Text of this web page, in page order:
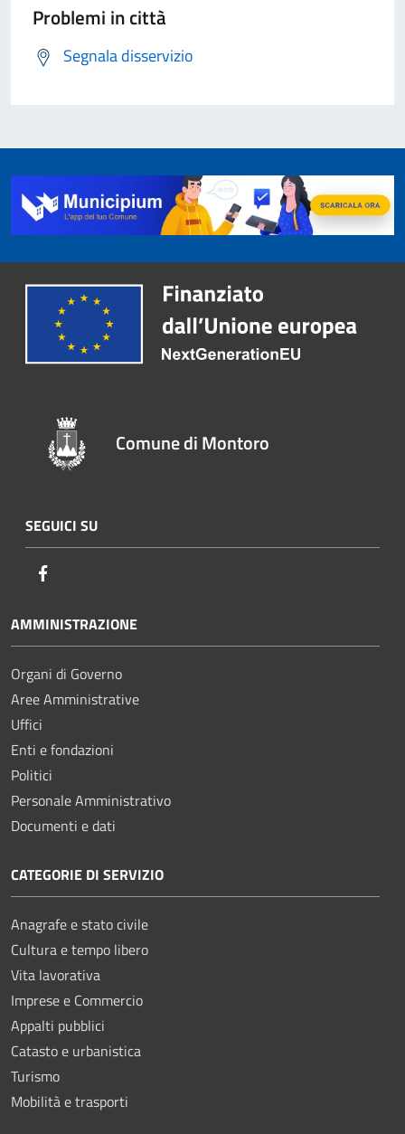
Problemi in città
Segnala disservizio
Comune di Montoro
SEGUICI SU
AMMINISTRAZIONE
Organi di Governo
Aree Amministrative
Uffici
Enti e fondazioni
Politici
Personale Amministrativo
Documenti e dati
CATEGORIE DI SERVIZIO
Anagrafe e stato civile
Cultura e tempo libero
Vita lavorativa
Imprese e Commercio
Appalti pubblici
Catasto e urbanistica
Turismo
Mobilità e trasporti